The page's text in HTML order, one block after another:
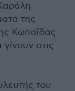
της
Κωπαΐδας
στις
του